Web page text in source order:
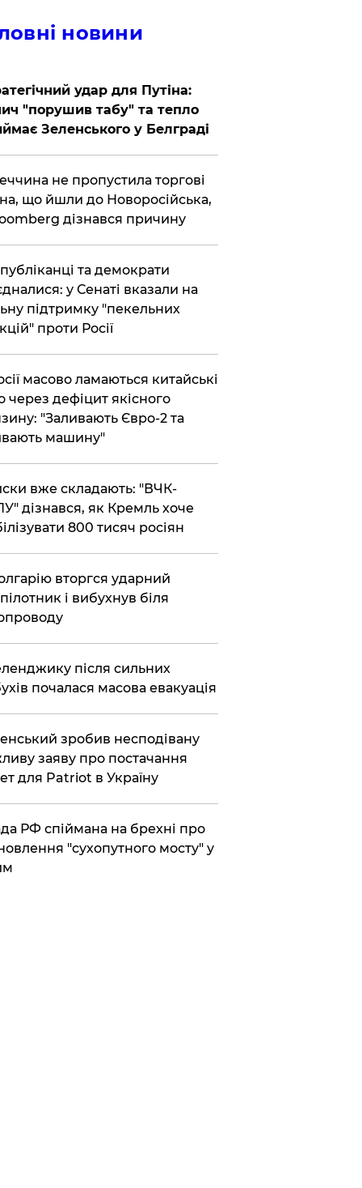
новини
удар для Путіна:
"порушив табу" та тепло
Зеленського у Белграді
не пропустила торгові
що йшли до Новоросійська,
дізнався причину
та демократи
у Сенаті вказали на
підтримку "пекельних
проти Росії
масово ламаються китайські
через дефіцит якісного
"Заливають Євро-2 та
машину"
вже складають: "ВЧК-
дізнався, як Кремль хоче
800 тисяч росіян
вторгся ударний
і вибухнув біля
після сильних
почалася масова евакуація
зробив несподівану
заяву про постачання
для Patriot в Україну
РФ спіймана на брехні про
"сухопутного мосту" у